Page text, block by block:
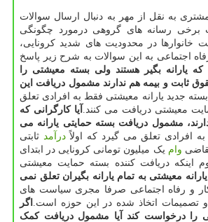
به نقل از مهر به دنبال ارسال سوالات
رسانه های گروهی درمورد چگونگی
خانوارها در محدودیت های شدید کرونایی،
اجتماعی به این سوالات به شرح زیر پاسخ
که یارانه بگیر هستند ولی بسته معیشتی را
ثابت و بیمه هم ندارند مشمول دریافت این
جدید یارانه معیشتی فقط به افرادی تعلق
معیشتی دریافت می کنند. آیا کارگرانی که
مشمول دریافت بسته حمایتی یارانه می
به افرادی تعلق می گیرد که اولاًدرآمد ثابتی
وام یک میلیون تومانی کرونایی در ابتدای
اینکه دریافت کننده بسته حمایت معیشتی
معیشتی به تمام یارانه بگیران تعلق نمی
و رفاه اجتماعی صرفا مجری سیاست های
و تصمیمات اتخاذ شده در این حوزه است. اگر
را درخواست کند آیا مشمول دریافت کمک